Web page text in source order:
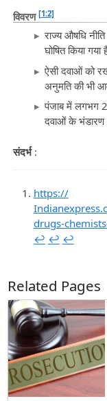
विवरण [1:2]
राज्य औषधि
घोषित किया गया
ऐसी दवाओं को
अनुमति की भी
पंजाब में लगभग
दवाओं के भंडारण
संदर्भ:
https://
drugs-
↩︎ ↩︎ ↩︎
Related Pages